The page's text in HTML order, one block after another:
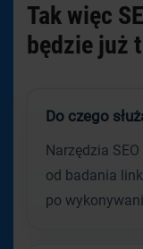
Tak więc
będzie już
Do czego
Narzędzia
od badania
po